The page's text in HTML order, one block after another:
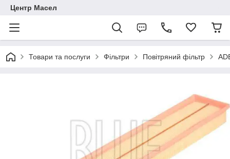
Центр Масел
Товари та послуги Фільтри Повітряний фільтр